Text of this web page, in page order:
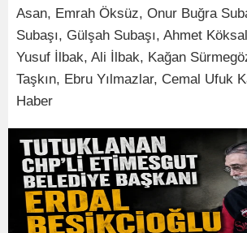
Asan, Emrah Öksüz, Onur Buğra
Subaşı, Gülşah Subaşı, Ahmet
Yusuf İlbak, Ali İlbak, Kağan
Taşkın, Ebru Yılmazlar, Cemal Ufuk
Haber